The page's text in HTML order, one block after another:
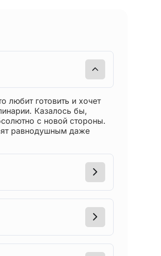
любит готовить и хочет
Казалось бы,
с новой стороны.
равнодушным даже